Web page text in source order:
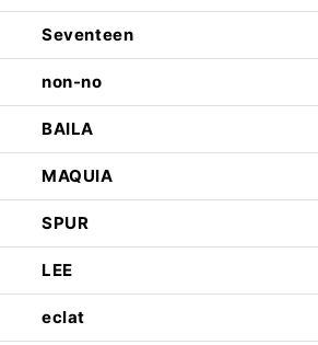
Seventeen
non-no
BAILA
MAQUIA
SPUR
LEE
eclat